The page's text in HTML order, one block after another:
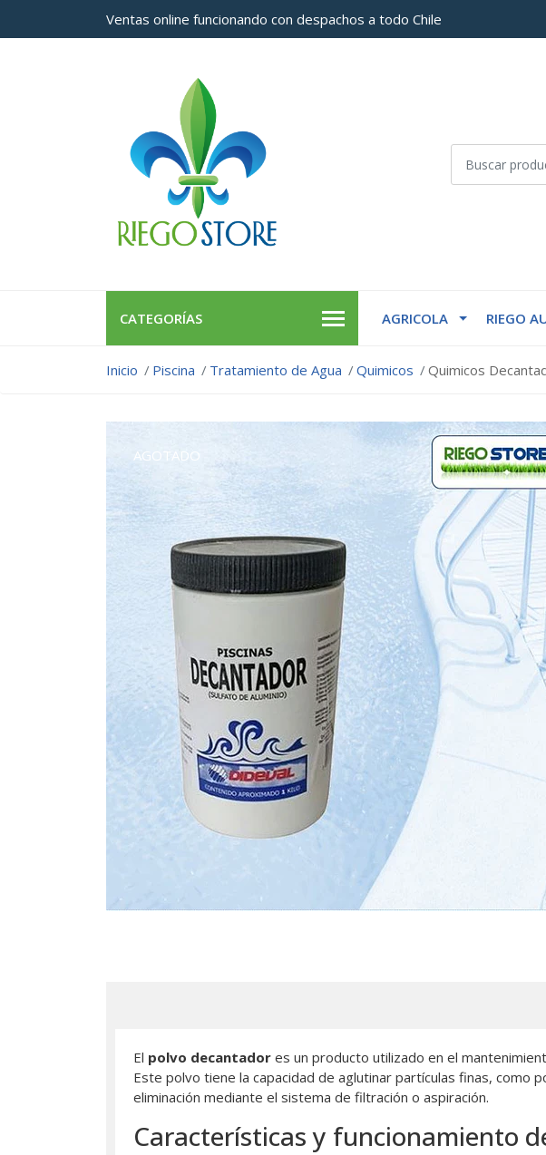
Ventas online funcionando con despachos a todo Chile
CATEGORÍAS AGRICOLA RIEGO
Inicio Piscina Tratamiento de Agua Quimicos Quimicos
AGOTADO
El polvo decantador es un producto utilizado en el
Este polvo tiene la capacidad de aglutinar partículas finas, como
eliminación mediante el sistema de filtración o aspiración.
Características y funcionamiento